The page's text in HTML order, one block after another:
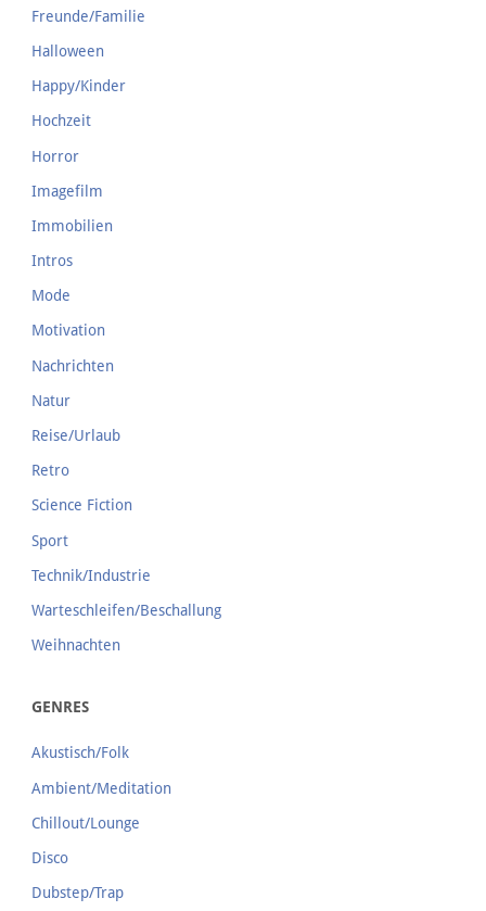
Freunde/Familie
Halloween
Happy/Kinder
Hochzeit
Horror
Imagefilm
Immobilien
Intros
Mode
Motivation
Nachrichten
Natur
Reise/Urlaub
Retro
Science Fiction
Sport
Technik/Industrie
Warteschleifen/Beschallung
Weihnachten
GENRES
Akustisch/Folk
Ambient/Meditation
Chillout/Lounge
Disco
Dubstep/Trap